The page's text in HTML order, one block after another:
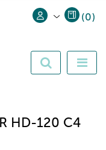
Zarejestruj się
(0)
HD-120 C4